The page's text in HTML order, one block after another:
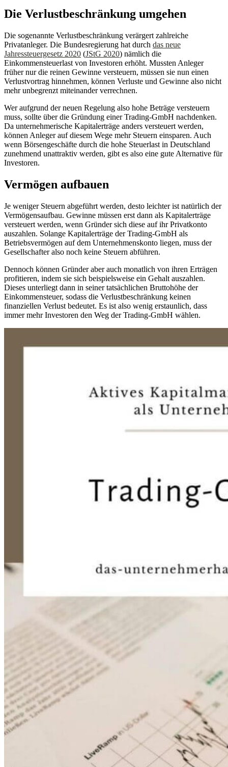
Die Verlustbeschränkung umgehen
Die sogenannte Verlustbeschränkung verärgert zahlreiche
Privatanleger. Die Bundesregierung hat durch das neue
Jahressteuergesetz 2020 (JStG 2020) nämlich die
Einkommensteuerlast von Investoren erhöht. Mussten Anleger
früher nur die reinen Gewinne versteuern, müssen sie nun einen
Verlustvortrag hinnehmen, können Verluste und Gewinne also nicht
mehr unbegrenzt miteinander verrechnen.
Wer aufgrund der neuen Regelung also hohe Beträge versteuern
muss, sollte über die Gründung einer Trading-GmbH nachdenken.
Da unternehmerische Kapitalerträge anders versteuert werden,
können Anleger auf diesem Wege mehr Steuern einsparen. Auch
wenn Börsengeschäfte durch die hohe Steuerlast in Deutschland
zunehmend unattraktiv werden, gibt es also eine gute Alternative für
Investoren.
Vermögen aufbauen
Je weniger Steuern abgeführt werden, desto leichter ist natürlich der
Vermögensaufbau. Gewinne müssen erst dann als Kapitalerträge
versteuert werden, wenn Gründer sich diese auf ihr Privatkonto
auszahlen. Solange Kapitalerträge der Trading-GmbH als
Betriebsvermögen auf dem Unternehmenskonto liegen, muss der
Gesellschafter also noch keine Steuern abführen.
Dennoch können Gründer aber auch monatlich von ihren Erträgen
profitieren, indem sie sich beispielsweise ein Gehalt auszahlen.
Dieses unterliegt dann in seiner tatsächlichen Bruttohöhe der
Einkommensteuer, sodass die Verlustbeschränkung keinen
finanziellen Verlust bedeutet. Es ist also wenig erstaunlich, dass
immer mehr Investoren den Weg der Trading-GmbH wählen.